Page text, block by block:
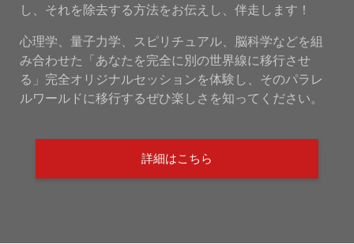
し、それを除去する方法をお伝えし、伴走します！
心理学、量子力学、スピリチュアル、脳科学などを組
み合わせた「あなたを完全に別の世界線に移行させ
る」完全オリジナルセッションを体験し、そのパラレ
ルワールドに移行するぜひ楽しさを知ってください。
詳細はこちら